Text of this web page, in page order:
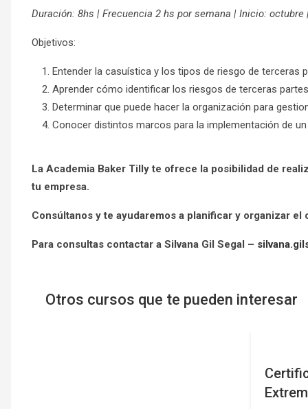
Duración: 8hs | Frecuencia 2 hs por semana | Inicio:
Objetivos:
Entender la casuística y los tipos de riesgo de terceras
Aprender cómo identificar los riesgos de terceras
Determinar que puede hacer la organización para
Conocer distintos marcos para la implementación de
La Academia Baker Tilly te ofrece la posibilidad de
tu empresa.
Consúltanos y te ayudaremos a planificar y organizar el
Para consultas contactar a Silvana Gil Segal –
Otros cursos que te pueden interesar